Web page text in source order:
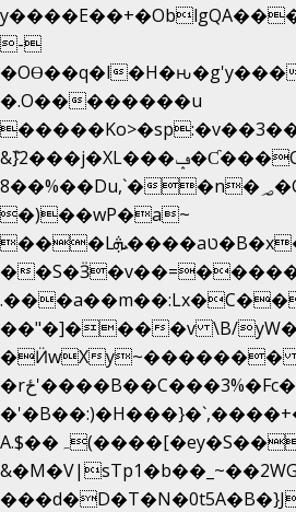
-
�OƟ��q�l
�.O��������u
&݉}2���j�XL���ݡ�Ƈ���O@��Ɵ~'��
8��%��Du,`��n�؃�CN�(��n��ւ���B�9��
�)��wP�a~
���Lܞ����aט�B�x�p�����+
�
��"�]����v \B/
�ӤwXy~�������
�rځ'����B��C���3%�Fc�@���E'�U�-
A.$��ہ(����[�ey�S���|�?